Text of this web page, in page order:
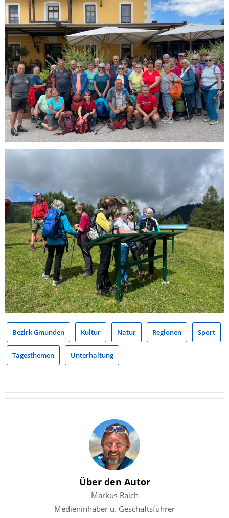
Bezirk Gmunden Kultur Natur Regionen Sport
Tagesthemen Unterhaltung
Über den Autor
Markus Raich
Medieninhaber u. Geschäftsführer